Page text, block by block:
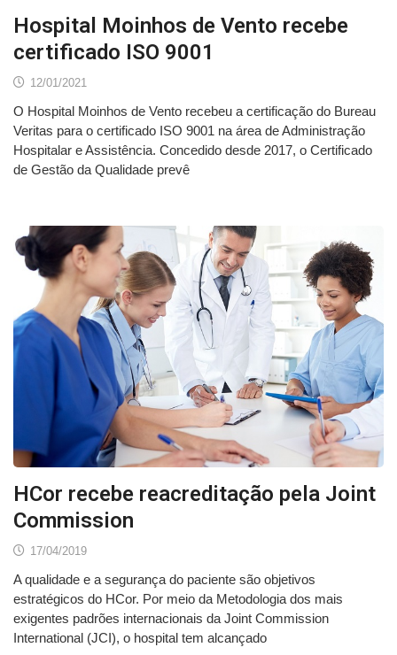
Hospital Moinhos de Vento recebe
certificado ISO 9001
12/01/2021
O Hospital Moinhos de Vento recebeu a certificação do Bureau
Veritas para o certificado ISO 9001 na área de Administração
Hospitalar e Assistência. Concedido desde 2017, o Certificado
de Gestão da Qualidade prevê
HCor recebe reacreditação pela Joint
Commission
17/04/2019
A qualidade e a segurança do paciente são objetivos
estratégicos do HCor. Por meio da Metodologia dos mais
exigentes padrões internacionais da Joint Commission
International (JCI), o hospital tem alcançado